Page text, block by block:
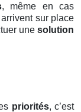
, même en cas
sur place
une solution
priorités, c’est